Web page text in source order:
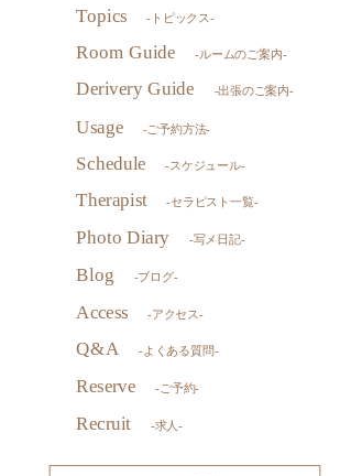
Topics -トピックス-
Room Guide -ルームのご案内-
Derivery Guide -出張のご案内-
Usage -ご予約方法-
Schedule -スケジュール-
Therapist -セラピスト一覧-
Photo Diary -写メ日記-
Blog -ブログ-
Access -アクセス-
Q&A -よくある質問-
Reserve -ご予約-
Recruit -求人-